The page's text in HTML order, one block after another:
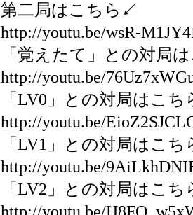
第二局はこちら↙
http://youtu.be/wsR-
「覚えたて」との対局
http://youtu.be/
「LV0」との対局はこ
http://youtu.be/
「LV1」との対局はこ
http://youtu.be/
「LV2」との対局はこ